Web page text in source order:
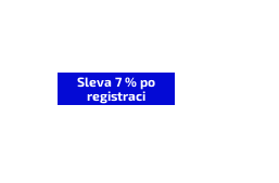
Sleva 7 % po
registraci